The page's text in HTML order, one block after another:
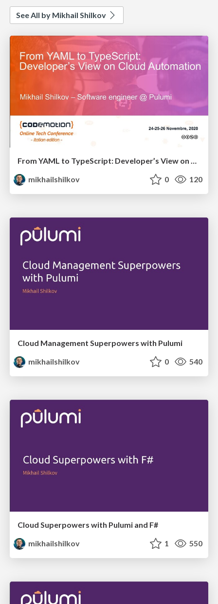
See All by Mikhail Shilkov
From YAML to TypeScript: Developer’s View on Cloud Automation
mikhailshilkov
0 120
Cloud Management Superpowers with Pulumi
mikhailshilkov
0 540
Cloud Superpowers with Pulumi and F#
mikhailshilkov
1 550